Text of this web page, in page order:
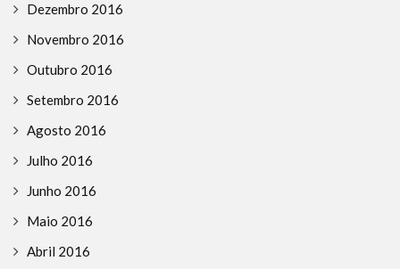
Dezembro 2016
Novembro 2016
Outubro 2016
Setembro 2016
Agosto 2016
Julho 2016
Junho 2016
Maio 2016
Abril 2016